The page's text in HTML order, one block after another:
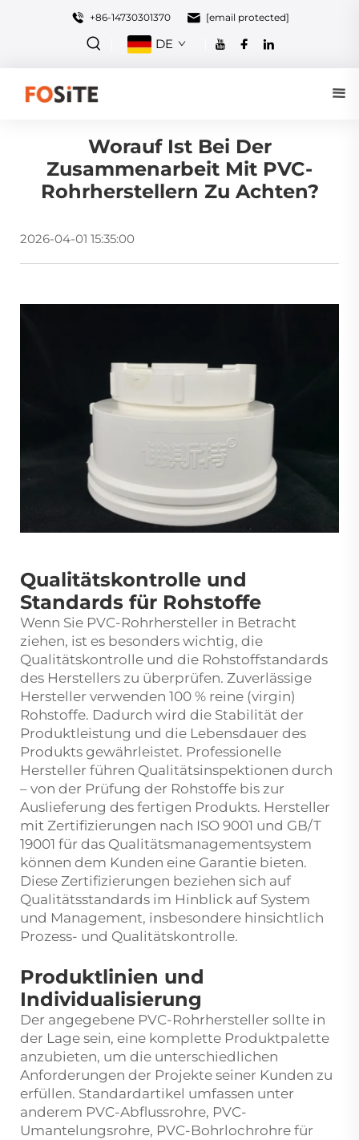
+86-14730301370 [email protected]
DE
Worauf Ist Bei Der
Zusammenarbeit Mit PVC-
Rohrherstellern Zu Achten?
2026-04-01 15:35:00
Qualitätskontrolle und
Standards für Rohstoffe
Wenn Sie PVC-Rohrhersteller in Betracht
ziehen, ist es besonders wichtig, die
Qualitätskontrolle und die Rohstoffstandards
des Herstellers zu überprüfen. Zuverlässige
Hersteller verwenden 100 % reine (virgin)
Rohstoffe. Dadurch wird die Stabilität der
Produktleistung und die Lebensdauer des
Produkts gewährleistet. Professionelle
Hersteller führen Qualitätsinspektionen durch
– von der Prüfung der Rohstoffe bis zur
Auslieferung des fertigen Produkts. Hersteller
mit Zertifizierungen nach ISO 9001 und GB/T
19001 für das Qualitätsmanagementsystem
können dem Kunden eine Garantie bieten.
Diese Zertifizierungen beziehen sich auf
Qualitätsstandards im Hinblick auf System
und Management, insbesondere hinsichtlich
Prozess- und Qualitätskontrolle.
Produktlinien und
Individualisierung
Der angegebene PVC-Rohrhersteller sollte in
der Lage sein, eine komplette Produktpalette
anzubieten, um die unterschiedlichen
Anforderungen der Projekte seiner Kunden zu
erfüllen. Standardartikel umfassen unter
anderem PVC-Abflussrohre, PVC-
Umantelungsrohre, PVC-Bohrlochrohre für